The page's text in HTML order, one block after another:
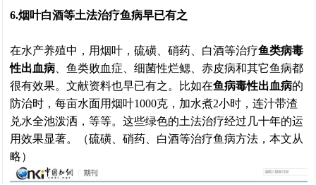
6.烟叶白酒等土法治疗鱼病早已有之
在水产养殖中，用烟叶，硫磺、硝药、白酒等治疗鱼类病毒
性出血病、鱼类败血症、细菌性烂鳃、赤皮病和其它鱼病都
很有效果。文献资料也早已有之。比如在鱼病毒性出血病的
防治时，每亩水面用烟叶1000克，加水煮2小时，连汁带渣
兑水全池泼洒，等等。这些绿色的土法治疗经过几十年的运
用效果显著。（硫磺、硝药、白酒等治疗鱼病方法，本文从
略）